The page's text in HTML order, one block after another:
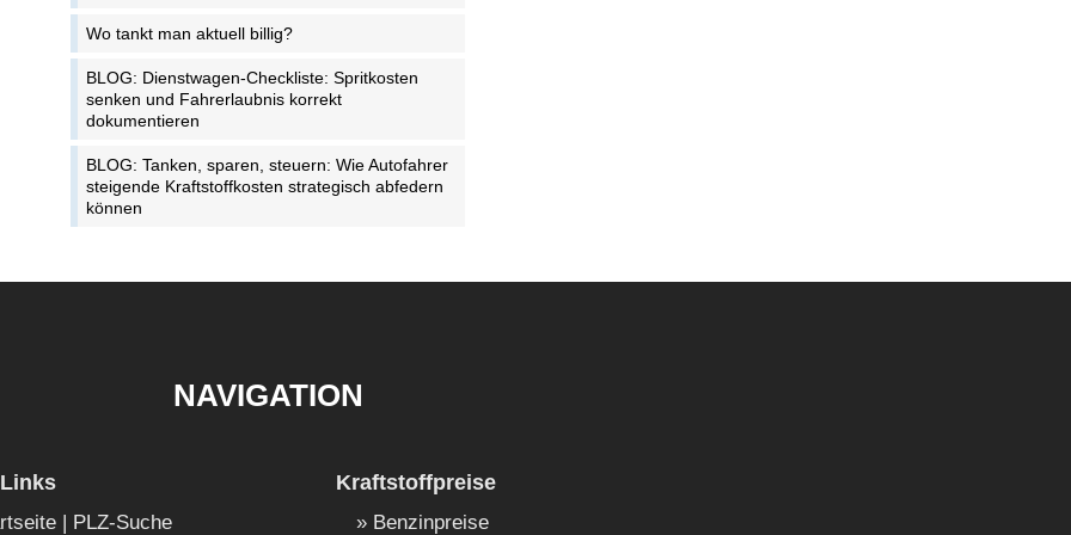
Wo tankt man aktuell billig?
BLOG: Dienstwagen-Checkliste: Spritkosten
senken und Fahrerlaubnis korrekt
dokumentieren
BLOG: Tanken, sparen, steuern: Wie Autofahrer
steigende Kraftstoffkosten strategisch abfedern
können
NAVIGATION
| PLZ-Suche
Kraftstoffpreise
Benzinpreise